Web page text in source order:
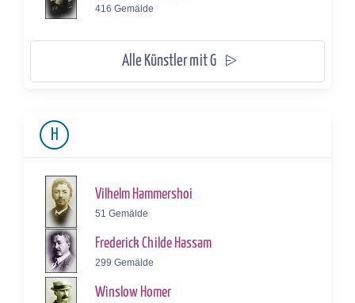
416 Gemälde
Alle Künstler mit G
H
Vilhelm Hammershoi
51 Gemälde
Frederick Childe Hassam
299 Gemälde
Winslow Homer